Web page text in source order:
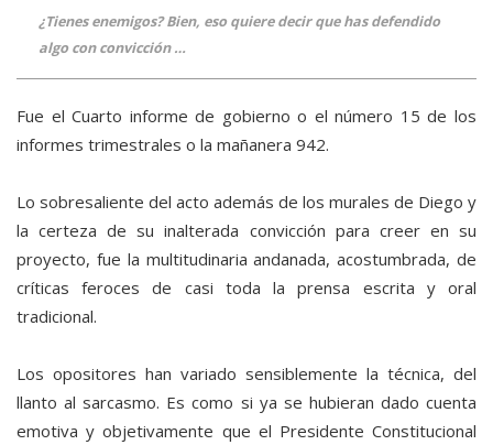
¿Tienes enemigos? Bien, eso quiere decir que has defendido
algo con convicción …
Fue el Cuarto informe de gobierno o el número 15 de los
informes trimestrales o la mañanera 942.
Lo sobresaliente del acto además de los murales de Diego y
la certeza de su inalterada convicción para creer en su
proyecto, fue la multitudinaria andanada, acostumbrada, de
críticas feroces de casi toda la prensa escrita y oral
tradicional.
Los opositores han variado sensiblemente la técnica, del
llanto al sarcasmo. Es como si ya se hubieran dado cuenta
emotiva y objetivamente que el Presidente Constitucional